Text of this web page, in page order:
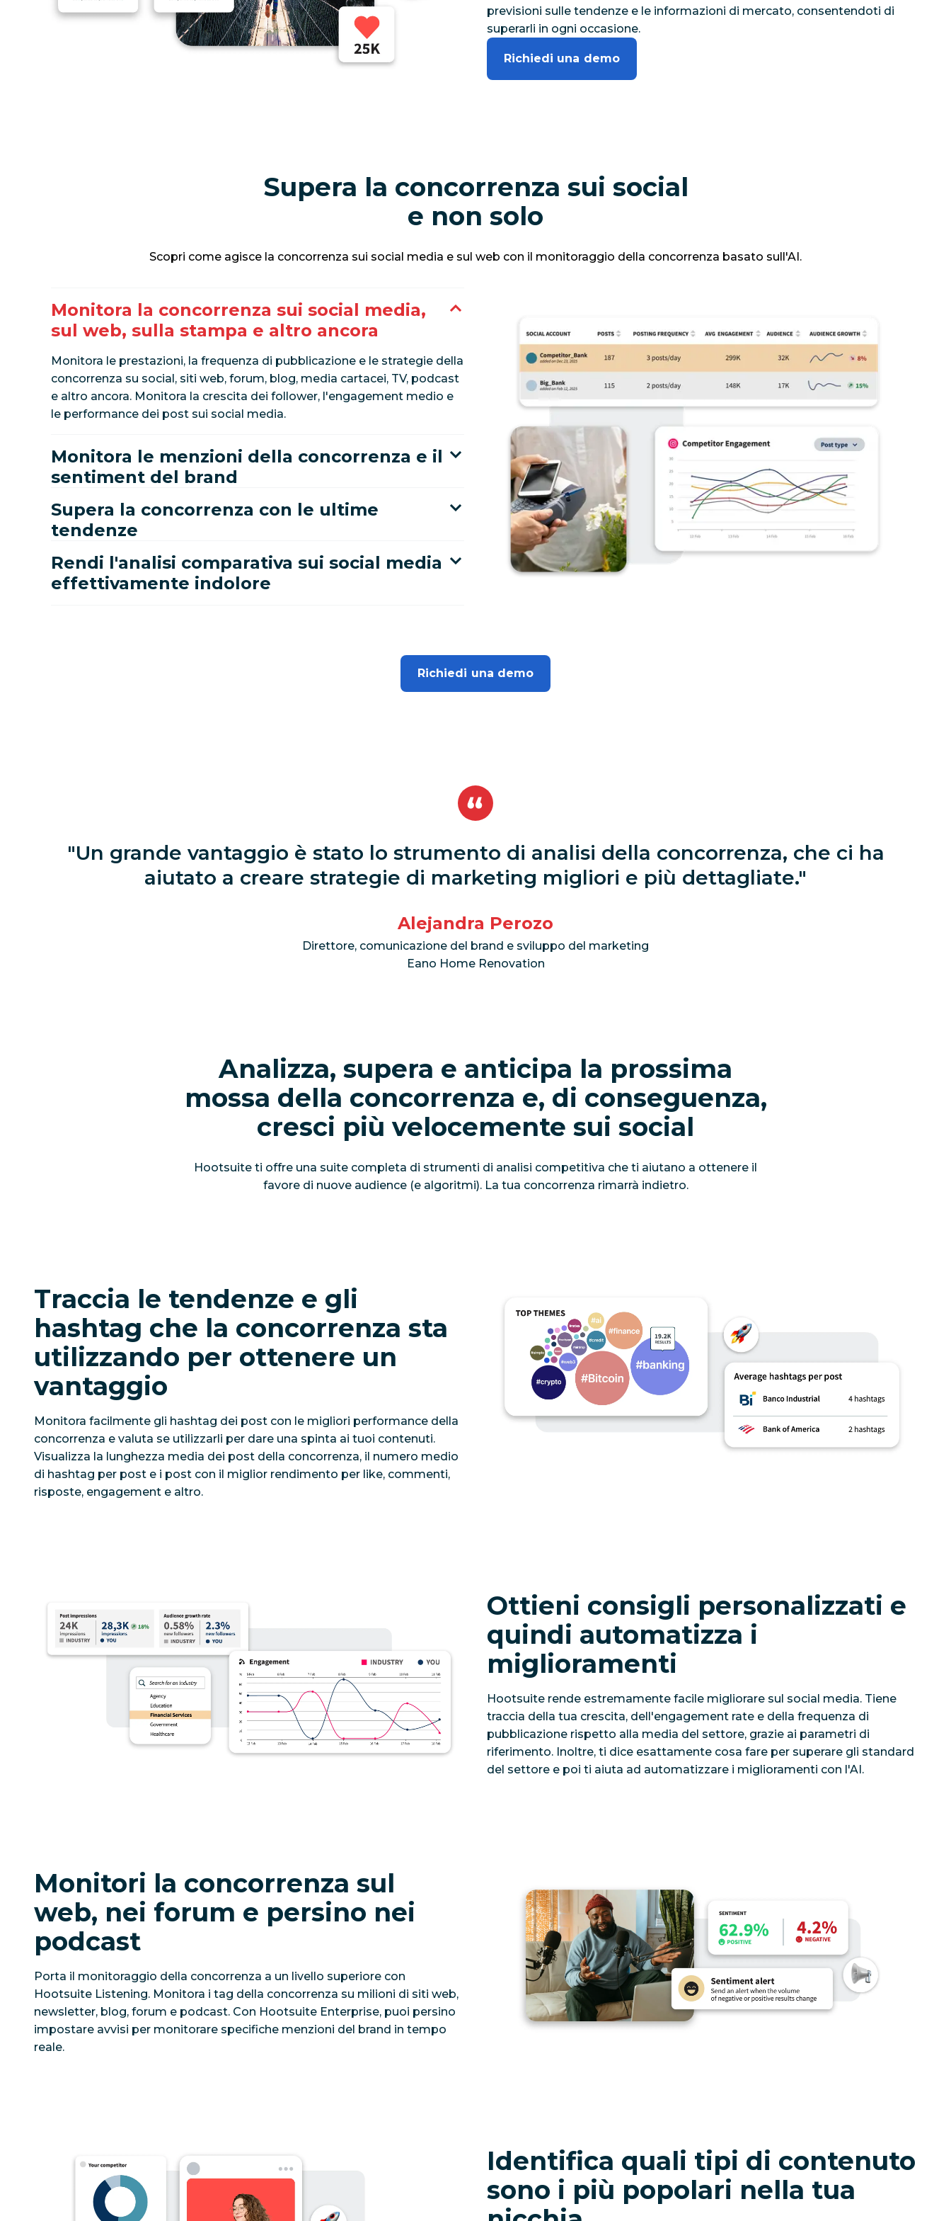
previsioni sulle tendenze e le informazioni di mercato, consentendoti di
superarli in ogni occasione.
Richiedi una demo
Supera la concorrenza sui social
e non solo
Scopri come agisce la concorrenza sui social media e sul web con il monitoraggio della concorrenza basato sull'AI.
Monitora la concorrenza sui social media,
sul web, sulla stampa e altro ancora
Monitora le prestazioni, la frequenza di pubblicazione e le strategie della
concorrenza su social, siti web, forum, blog, media cartacei, TV, podcast
e altro ancora. Monitora la crescita dei follower, l'engagement medio e
le performance dei post sui social media.
Monitora le menzioni della concorrenza e il
sentiment del brand
Supera la concorrenza con le ultime
tendenze
Rendi l'analisi comparativa sui social media
effettivamente indolore
Richiedi una demo
Un grande vantaggio è stato lo strumento di analisi della concorrenza, che ci ha
aiutato a creare strategie di marketing migliori e più dettagliate.
Alejandra Perozo
Direttore, comunicazione del brand e sviluppo del marketing
Eano Home Renovation
Analizza, supera e anticipa la prossima
mossa della concorrenza e, di conseguenza,
cresci più velocemente sui social
Hootsuite ti offre una suite completa di strumenti di analisi competitiva che ti aiutano a ottenere il
favore di nuove audience (e algoritmi). La tua concorrenza rimarrà indietro.
Traccia le tendenze e gli
hashtag che la concorrenza sta
utilizzando per ottenere un
vantaggio
Monitora facilmente gli hashtag dei post con le migliori performance della
concorrenza e valuta se utilizzarli per dare una spinta ai tuoi contenuti.
Visualizza la lunghezza media dei post della concorrenza, il numero medio
di hashtag per post e i post con il miglior rendimento per like, commenti,
risposte, engagement e altro.
Ottieni consigli personalizzati e
quindi automatizza i
miglioramenti
Hootsuite rende estremamente facile migliorare sul social media. Tiene
traccia della tua crescita, dell'engagement rate e della frequenza di
pubblicazione rispetto alla media del settore, grazie ai parametri di
riferimento. Inoltre, ti dice esattamente cosa fare per superare gli standard
del settore e poi ti aiuta ad automatizzare i miglioramenti con l'AI.
Monitori la concorrenza sul
web, nei forum e persino nei
podcast
Porta il monitoraggio della concorrenza a un livello superiore con
Hootsuite Listening. Monitora i tag della concorrenza su milioni di siti web,
newsletter, blog, forum e podcast. Con Hootsuite Enterprise, puoi persino
impostare avvisi per monitorare specifiche menzioni del brand in tempo
reale.
Identifica quali tipi di contenuto
sono i più popolari nella tua